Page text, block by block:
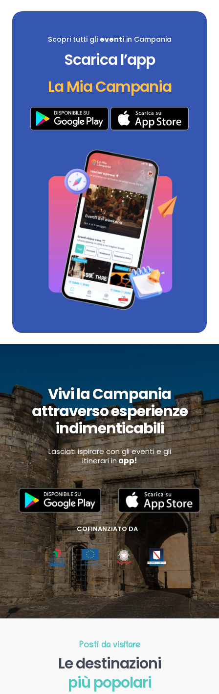
Scopri tutti gli eventiin Campania
Scarica l’app
La Mia Campania
Vivi la Campania
attraverso esperienze
indimenticabili
Lasciati ispirare con gli eventi e gli
itinerari inapp!
COFINANZIATO DA
Posti da visitare
Le destinazioni
più popolari